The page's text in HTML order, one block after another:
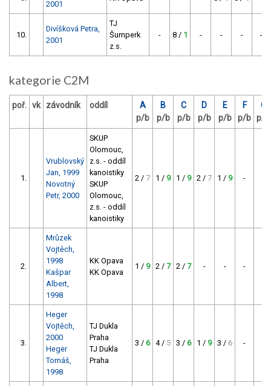
2001
10.
Divíšková Petra,
2001
TJ
Šumperk
z.s.
- 8 / 1 - - - -
kategorie C2M
poř. vk závodník oddíl
A
p/b
B
p/b
C
p/b
D
p/b
E
p/b
F
p/b
G
p/b
1.
Vrublovský
Jan, 1999
Novotný
Petr, 2000
SKUP
Olomouc,
z.s. - oddíl
kanoistiky
SKUP
Olomouc,
z.s. - oddíl
kanoistiky
2 / 7 1 / 9 1 / 9 2 / 7 1 / 9 -
2.
Mrůzek
Vojtěch,
1998
Kašpar
Albert,
1998
KK Opava
KK Opava
1 / 9 2 / 7 2 / 7 - - -
3.
Heger
Vojtěch,
2000
Heger
Tomáš,
1998
TJ Dukla
Praha
TJ Dukla
Praha
3 / 6 4 / 5 3 / 6 1 / 9 3 / 6 -